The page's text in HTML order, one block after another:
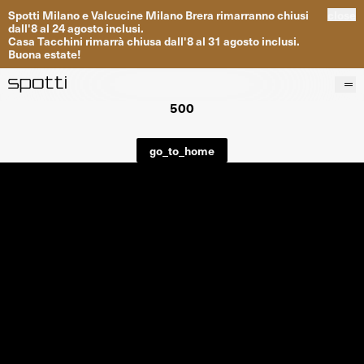
Spotti MilanoeValcucine Milano Brera rimarrannochiusi
dall'8al 24agosto inclusi.
Casa Tacchini rimarrà chiusa dall'8al 31 agosto inclusi.
Buona estate!
Progetti
500
go_to_home